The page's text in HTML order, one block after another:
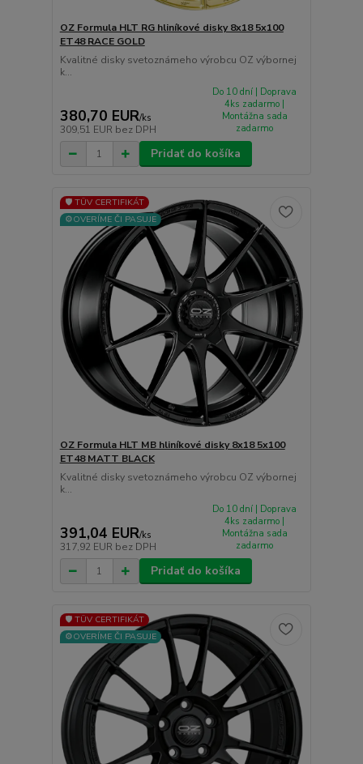
OZ Formula HLT RG hliníkové disky 8x18 5x100
ET48 RACE GOLD
Kvalitné disky svetoznámeho výrobcu OZ výbornej
k...
380,70 EUR/ks
309,51 EUR bez DPH
Do 10 dní | Doprava
4ks zadarmo |
Montážna sada
zadarmo
Pridať do košíka
🛡️ TÜV CERTIFIKÁT
⚙️OVERÍME ČI PASUJE
OZ Formula HLT MB hliníkové disky 8x18 5x100
ET48 MATT BLACK
Kvalitné disky svetoznámeho výrobcu OZ výbornej
k...
391,04 EUR/ks
317,92 EUR bez DPH
Do 10 dní | Doprava
4ks zadarmo |
Montážna sada
zadarmo
Pridať do košíka
🛡️ TÜV CERTIFIKÁT
⚙️OVERÍME ČI PASUJE